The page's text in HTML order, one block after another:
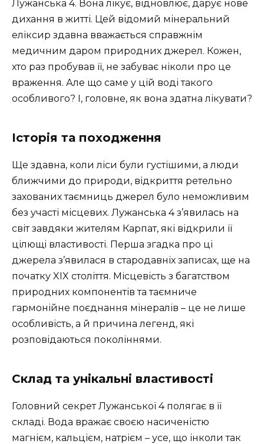
Лужанська 4. Вона лікує, відновлює, дарує нове
дихання в житті. Цей відомий мінеральний
еліксир здавна вважається справжнім
медичним даром природних джерел. Кожен,
хто раз пробував її, не забуває ніколи про це
враження. Але що саме у цій воді такого
особливого? І, головне, як вона здатна лікувати?
Історія та походження
Ще здавна, коли ліси були густішими, а люди
ближчими до природи, відкриття ретельно
захованих таємниць джерел було неможливим
без участі місцевих. Лужанська 4 з’явилась на
світ завдяки жителям Карпат, які відкрили її
цілющі властивості. Перша згадка про ці
джерела з’явилася в стародавніх записах, ще на
початку XIX століття. Місцевість з багатством
природних компонентів та таємниче
гармонійне поєднання мінералів – це не лише
особливість, а й причина легенд, які
розповідаються поколіннями.
Склад та унікальні властивості
Головний секрет Лужанської 4 полягає в її
складі. Вода вражає своєю насиченістю
магнієм, кальцієм, натрієм – усе, що інколи так